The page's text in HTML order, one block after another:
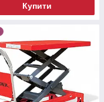
Купити